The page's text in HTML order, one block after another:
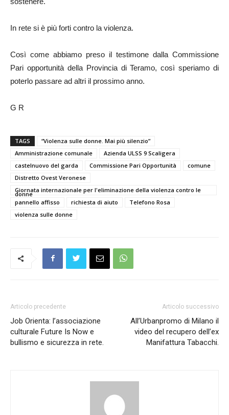
In rete si è più forti contro la violenza.
Così come abbiamo preso il testimone dalla Commissione
Pari opportunità della Provincia di Teramo, così speriamo di
poterlo passare ad altri il prossimo anno.
G R
TAGS
“Violenza sulle donne. Mai più silenzio”
Amministrazione comunale
Azienda ULSS 9 Scaligera
castelnuovo del garda
Commissione Pari Opportunità
comune
Distretto Ovest Veronese
Giornata internazionale per l'eliminazione della violenza contro le
donne
pannello affisso
richiesta di aiuto
Telefono Rosa
violenza sulle donne
Articolo precedente
Job Orienta: l’associazione
culturale Future Is Now e
bullismo e sicurezza in rete.
Articolo successivo
All’Urbanpromo di Milano il
video del recupero dell’ex
Manifattura Tabacchi.